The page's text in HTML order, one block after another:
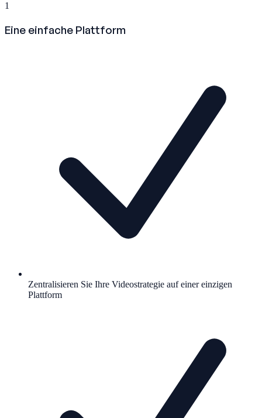
1
Eine einfache Plattform
Zentralisieren Sie Ihre Videostrategie auf einer einzigen
Plattform